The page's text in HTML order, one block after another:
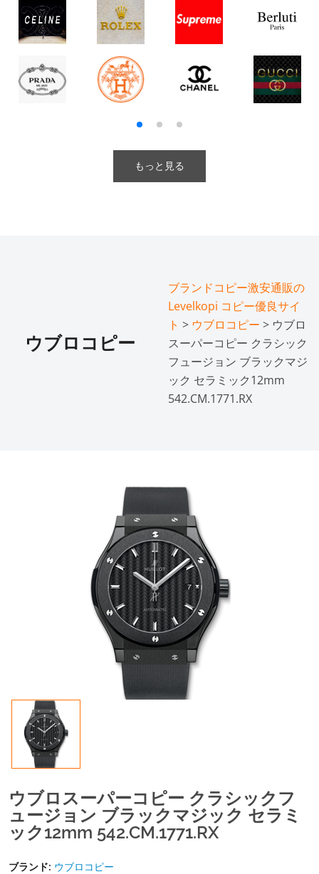
もっと見る
ウブロコピー
ブランドコピー激安通販の
Levelkopi コピー優良サイ
ト > ウブロコピー > ウブロ
スーパーコピー クラシック
フュージョン ブラックマジ
ック セラミック12mm
542.CM.1771.RX
ウブロスーパーコピー クラシックフ
ュージョン ブラックマジック セラミ
ック12mm 542.CM.1771.RX
ブランド: ウブロコピー